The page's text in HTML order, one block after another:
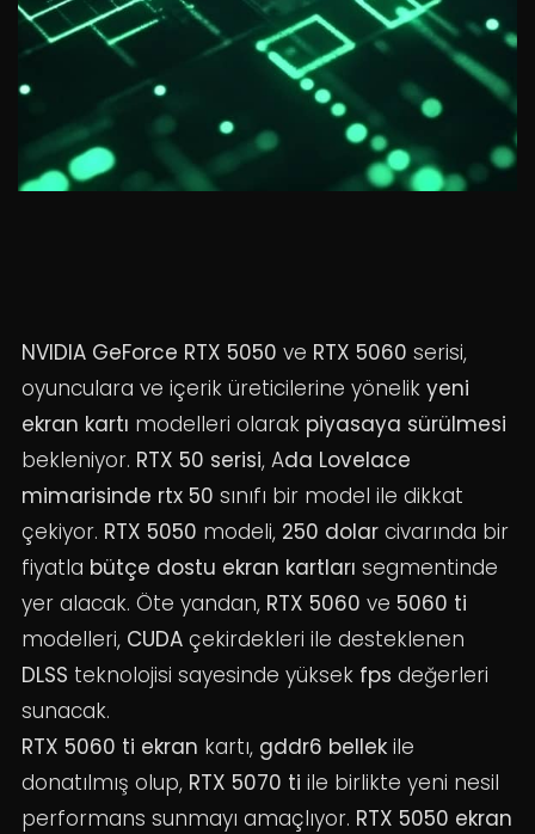
NVIDIA GeForce RTX 5050 ve RTX 5060 serisi,
oyunculara ve içerik üreticilerine yönelik yeni
ekran kartı modelleri olarak piyasaya sürülmesi
bekleniyor. RTX 50 serisi, Ada Lovelace
mimarisinde rtx 50 sınıfı bir model ile dikkat
çekiyor. RTX 5050 modeli, 250 dolar civarında bir
fiyatla bütçe dostu ekran kartları segmentinde
yer alacak. Öte yandan, RTX 5060 ve 5060 ti
modelleri, CUDA çekirdekleri ile desteklenen
DLSS teknolojisi sayesinde yüksek fps değerleri
sunacak.
RTX 5060 ti ekran kartı, gddr6 bellek ile
donatılmış olup, RTX 5070 ti ile birlikte yeni nesil
performans sunmayı amaçlıyor. RTX 5050 ekran